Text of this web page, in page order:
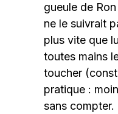
gueule de
ne le suivrait
plus vite que
toutes mains
toucher
pratique :
sans compter.